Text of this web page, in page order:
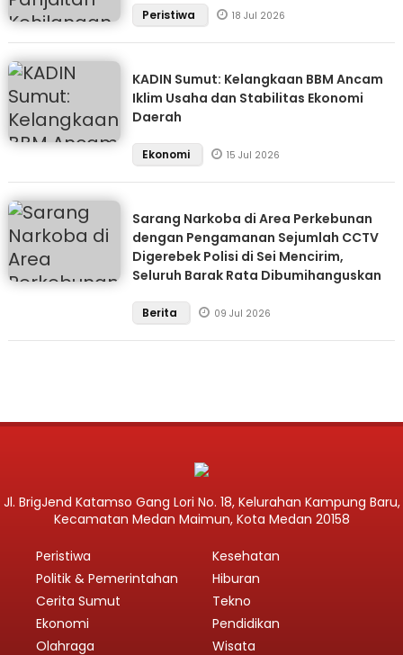
Peristiwa 18 Jul 2026
KADIN Sumut: Kelangkaan BBM Ancam
Iklim Usaha dan Stabilitas Ekonomi
Daerah
Ekonomi 15 Jul 2026
Sarang Narkoba di Area Perkebunan
dengan Pengamanan Sejumlah CCTV
Digerebek Polisi di Sei Mencirim,
Seluruh Barak Rata Dibumihanguskan
Berita 09 Jul 2026
Jl. BrigJend Katamso Gang Lori No. 18, Kelurahan Kampung Baru,
Kecamatan Medan Maimun, Kota Medan 20158
Peristiwa
Politik & Pemerintahan
Cerita Sumut
Ekonomi
Olahraga
Kesehatan
Hiburan
Tekno
Pendidikan
Wisata